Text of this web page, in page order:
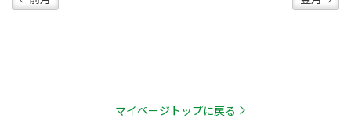
マイページトップに戻る